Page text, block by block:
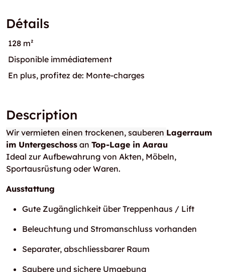
Détails
128 m²
Disponible immédiatement
En plus, profitez de: Monte-charges
Description
Wir vermieten einen trockenen, sauberen Lagerraum
im Untergeschoss an Top-Lage in Aarau
Ideal zur Aufbewahrung von Akten, Möbeln,
Sportausrüstung oder Waren.
Ausstattung
Gute Zugänglichkeit über Treppenhaus / Lift
Beleuchtung und Stromanschluss vorhanden
Separater, abschliessbarer Raum
Saubere und sichere Umgebung